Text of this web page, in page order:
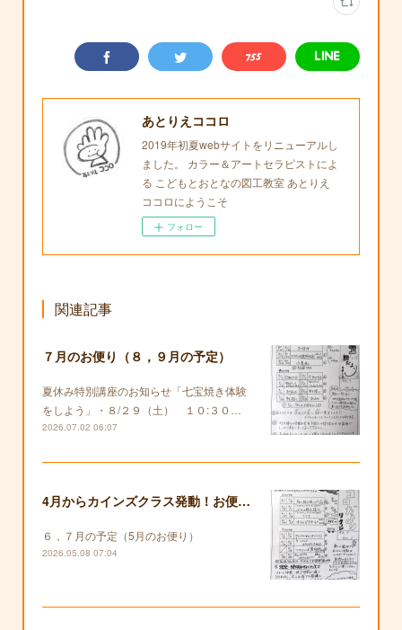
あとりえココロ
2019年初夏webサイトをリニューアルし
ました。 カラー＆アートセラピストによ
る こどもとおとなの図工教室 あとりえ
ココロにようこそ
フォロー
関連記事
７月のお便り（８，９月の予定）
夏休み特別講座のお知らせ「七宝焼き体験
をしよう」・８/２９（土） １０:３０…
2026.07.02 06:07
4月からカインズクラス発動！お便りも復活します！
６，７月の予定（5月のお便り）
2026.05.08 07:04